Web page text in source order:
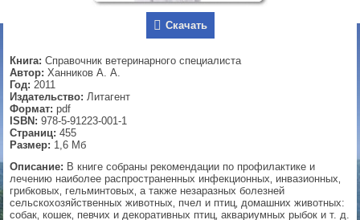
Скачать
Книга: Справочник ветеринарного специалиста
Автор: Ханников А. А.
Год: 2011
Издательство: Литагент
Формат: pdf
ISBN: 978-5-91223-001-1
Страниц: 455
Размер: 1,6 Мб
Описание: В книге собраны рекомендации по профилактике и
лечению наиболее распространенных инфекционных‚ инвазионных‚
грибковых‚ гельминтовых‚ а также незаразных болезней
сельскохозяйственных животных‚ пчел и птиц‚ домашних животных:
собак‚ кошек‚ певчих и декоративных птиц‚ аквариумных рыбок и т. д.
▼
▼